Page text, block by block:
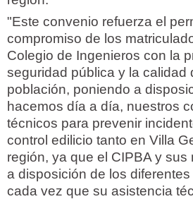
"Este convenio refuerza el
compromiso de los
Colegio de Ingenieros con la
seguridad pública y la calidad
población, poniendo a
hacemos día a día, nuestros
técnicos para prevenir
control edilicio tanto en Villa
región, ya que el CIPBA y sus
a disposición de los
cada vez que su asistencia